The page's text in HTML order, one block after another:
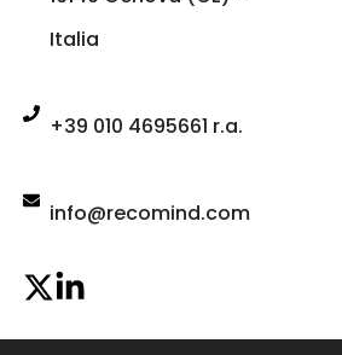
Italia
+39 010 4695661 r.a.
info@recomind.com